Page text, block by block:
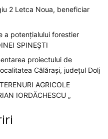
2 Letca Noua, beneficiar
a potențialului forestier
SPINEȘTI
proiectului de
Călărași, județul Dolj
AGRICOLE
IORDĂCHESCU „